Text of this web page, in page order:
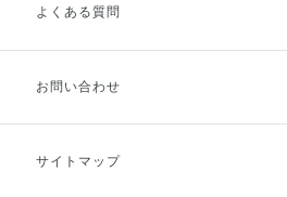
ご利用ガイドトップ
お支払方法
キャンセル・返品・交換
よくある質問
お問い合わせ
サイトマップ